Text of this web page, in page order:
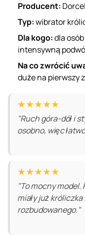
Producent: Dorcel
Typ:wibrator
Dla kogo:dla
intensywną
Na co zwrócić
duże na pierwszy
★★★★★
"Ruch góra-dół i
osobno, więc
★★★★★
"To mocny model.
miały już
rozbudowanego."